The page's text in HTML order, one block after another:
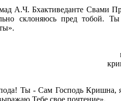
А.Ч. Бхактиведанте Свами
склоняюсь пред тобой.
Ты - Сам Господь
Тебе свое почтение».